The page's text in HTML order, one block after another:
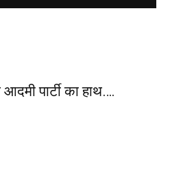
पार्टी का हाथ….